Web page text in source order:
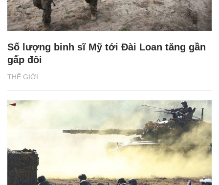
THẾ GIỚI
Số lượng binh sĩ Mỹ tới Đài Loan tăng gần
gấp đôi